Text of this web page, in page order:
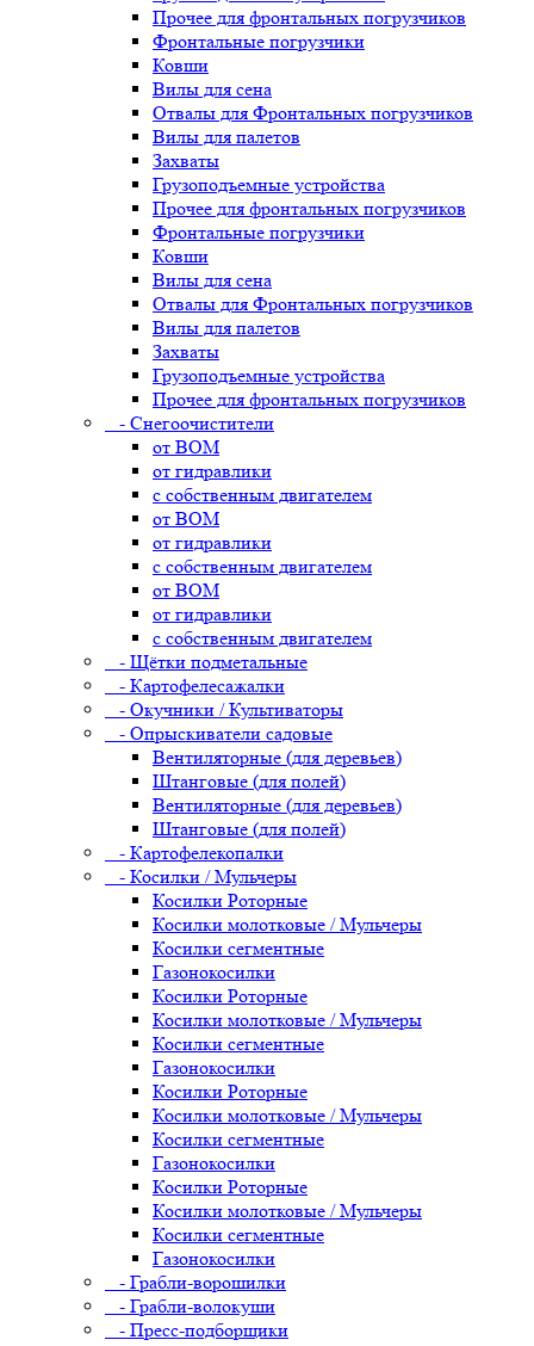
Прочее для фронтальных погрузчиков
Фронтальные погрузчики
Ковши
Вилы для сена
Отвалы для Фронтальных погрузчиков
Вилы для палетов
Захваты
Грузоподъемные устройства
Прочее для фронтальных погрузчиков
Фронтальные погрузчики
Ковши
Вилы для сена
Отвалы для Фронтальных погрузчиков
Вилы для палетов
Захваты
Грузоподъемные устройства
Прочее для фронтальных погрузчиков
- Снегоочистители
от ВОМ
от гидравлики
с собственным двигателем
от ВОМ
от гидравлики
с собственным двигателем
от ВОМ
от гидравлики
с собственным двигателем
- Щётки подметальные
- Картофелесажалки
- Окучники / Культиваторы
- Опрыскиватели садовые
Вентиляторные (для деревьев)
Штанговые (для полей)
Вентиляторные (для деревьев)
Штанговые (для полей)
- Картофелекопалки
- Косилки / Мульчеры
Косилки Роторные
Косилки молотковые / Мульчеры
Косилки сегментные
Газонокосилки
Косилки Роторные
Косилки молотковые / Мульчеры
Косилки сегментные
Газонокосилки
Косилки Роторные
Косилки молотковые / Мульчеры
Косилки сегментные
Газонокосилки
Косилки Роторные
Косилки молотковые / Мульчеры
Косилки сегментные
Газонокосилки
- Грабли-ворошилки
- Грабли-волокуши
- Пресс-подборщики